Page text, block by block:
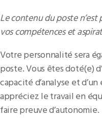
Le contenu du poste
vos compétences et
Votre personnalité sera
poste. Vous êtes doté(e)
capacité d’analyse et
appréciez le travail en
faire preuve d’autonomie.